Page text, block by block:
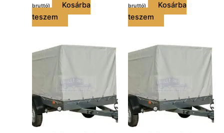
bruttó)
Kosárba
teszem
bruttó)
Kosárba
teszem